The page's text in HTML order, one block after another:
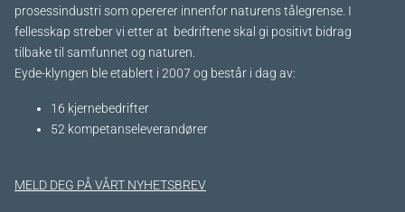
prosessindustri som opererer innenfor naturens tålegrense. I
fellesskap streber vi etter at bedriftene skal gi positivt bidrag
tilbake til samfunnet og naturen.
Eyde-klyngen ble etablert i 2007 og består i dag av:
16 kjernebedrifter​
52 kompetanseleverandører
MELD DEG PÅ VÅRT NYHETSBREV